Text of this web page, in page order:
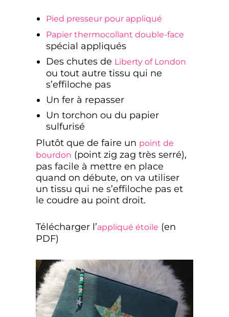
Pied presseur pour appliqué
Papier thermocollant double-face
spécial appliqués
Des chutes de Liberty of London
ou tout autre tissu qui ne
s’effiloche pas
Un fer à repasser
Un torchon ou du papier
sulfurisé
Plutôt que de faire un point de
bourdon (point zig zag très serré),
pas facile à mettre en place
quand on débute, on va utiliser
un tissu qui ne s’effiloche pas et
le coudre au point droit.
Télécharger l’appliqué étoile (en
PDF)